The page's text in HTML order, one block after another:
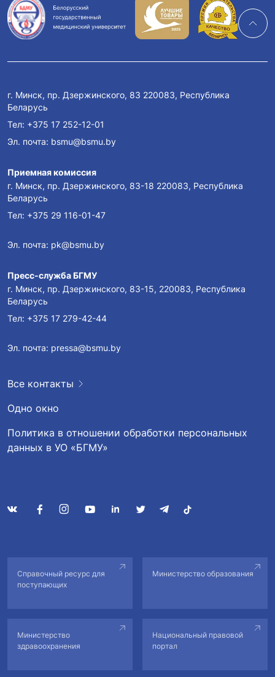
г. Минск, пр. Дзержинского, 83 220083, Республика
Беларусь
Тел: +375 17 252-12-01
Эл. почта: bsmu@bsmu.by
Приемная комиссия
г. Минск, пр. Дзержинского, 83-18 220083, Республика
Беларусь
Тел: +375 29 116-01-47
Эл. почта: pk@bsmu.by
Пресс-служба БГМУ
г. Минск, пр. Дзержинского, 83-15, 220083, Республика
Беларусь
Тел: +375 17 279-42-44
Эл. почта: pressa@bsmu.by
Все контакты
Одно окно
Политика в отношении обработки персональных
данных в УО «БГМУ»
Справочный ресурс для
поступающих
Министерство образования
Министерство
здравоохранения
Национальный правовой
портал